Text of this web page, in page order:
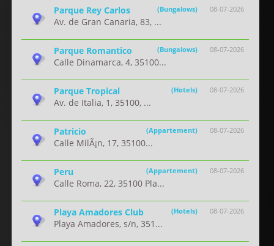
08-07-2026
Parque Rey Carlos (Bungalows)
Av. de Gran Canaria, 83, ...
08-07-2026
Parque Romantico (Bungalows)
Calle Dinamarca, 4, 35100...
08-07-2026
Parque Tropical (Hotels)
Av. de Italia, 1, 35100, ...
08-07-2026
Patricio (Appartement)
Calle MilÃ¡n, 17, 35100...
08-07-2026
Peru (Appartement)
Calle Roma, 22, 35100 Pla...
08-07-2026
Playa Amadores Club (Hotels)
Playa Amadores, s/n, 351...